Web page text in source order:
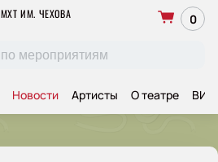
МХТ ИМ. ЧЕХОВА 0
Новости Артисты О театре ВИП